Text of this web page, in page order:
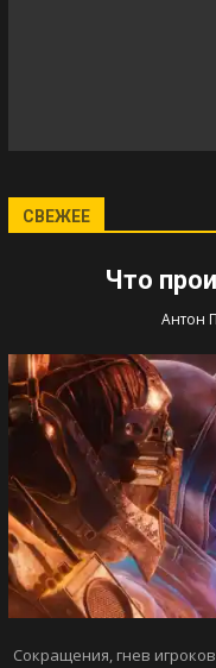
СВЕЖЕЕ
Что
Антон
Сокращения, гнев